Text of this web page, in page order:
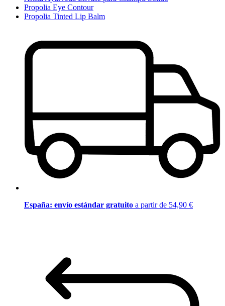
Propolia Eye Contour
Propolia Tinted Lip Balm
España: envío estándar gratuito a partir de 54,90 €